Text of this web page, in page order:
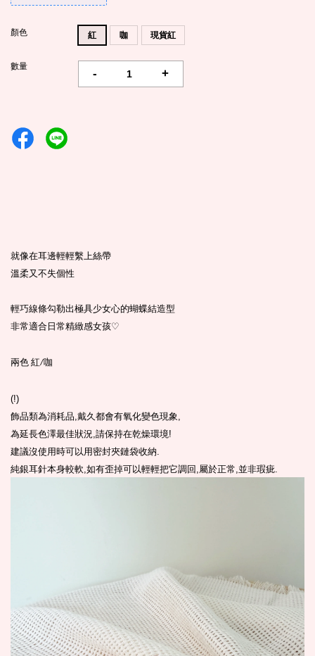
顏色 紅 咖 現貨紅
數量
- +
就像在耳邊輕輕繫上絲帶
溫柔又不失個性
輕巧線條勾勒出極具少女心的蝴蝶結造型
非常適合日常精緻感女孩♡
兩色 紅/咖
(!)
飾品類為消耗品,戴久都會有氧化變色現象,
為延長色澤最佳狀況,請保持在乾燥環境!
建議沒使用時可以用密封夾鏈袋收納.
純銀耳針本身較軟,如有歪掉可以輕輕把它調回,屬於正常,並非瑕疵.